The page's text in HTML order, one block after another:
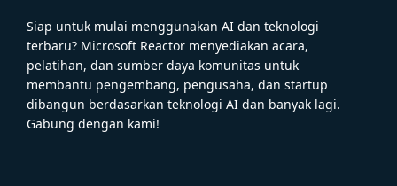
Siap untuk mulai menggunakan AI dan teknologi
terbaru? Microsoft Reactor menyediakan acara,
pelatihan, dan sumber daya komunitas untuk
membantu pengembang, pengusaha, dan startup
dibangun berdasarkan teknologi AI dan banyak lagi.
Gabung dengan kami!